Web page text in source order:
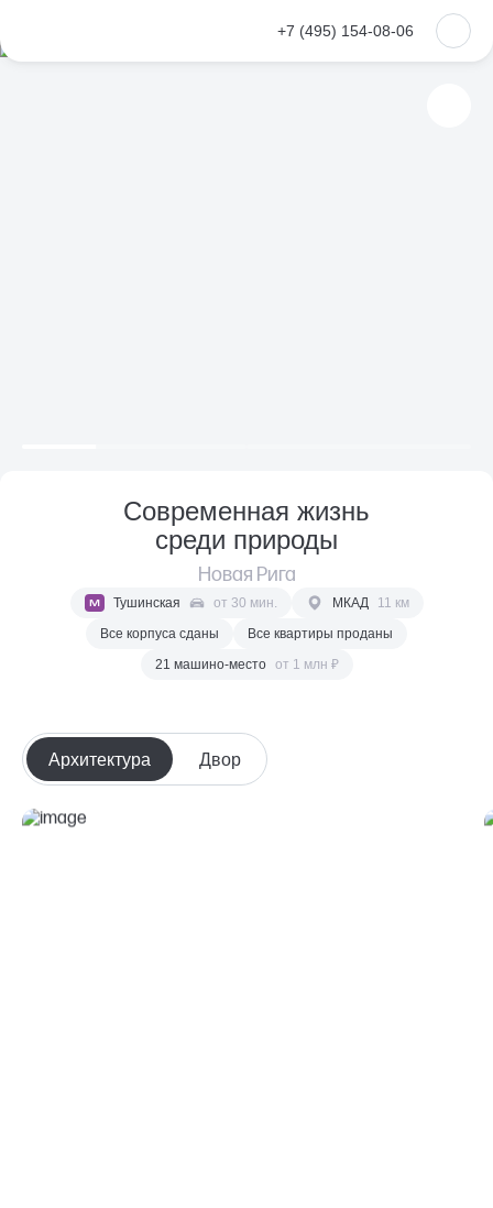
+7 (495) 154-08-06
Современная жизнь
среди природы
Новая Рига
Тушинская от 30 мин. МКАД
11 км
Все корпуса сданы
Все квартиры проданы
21 машино-место
от 1 млн ₽
Архитектура Двор